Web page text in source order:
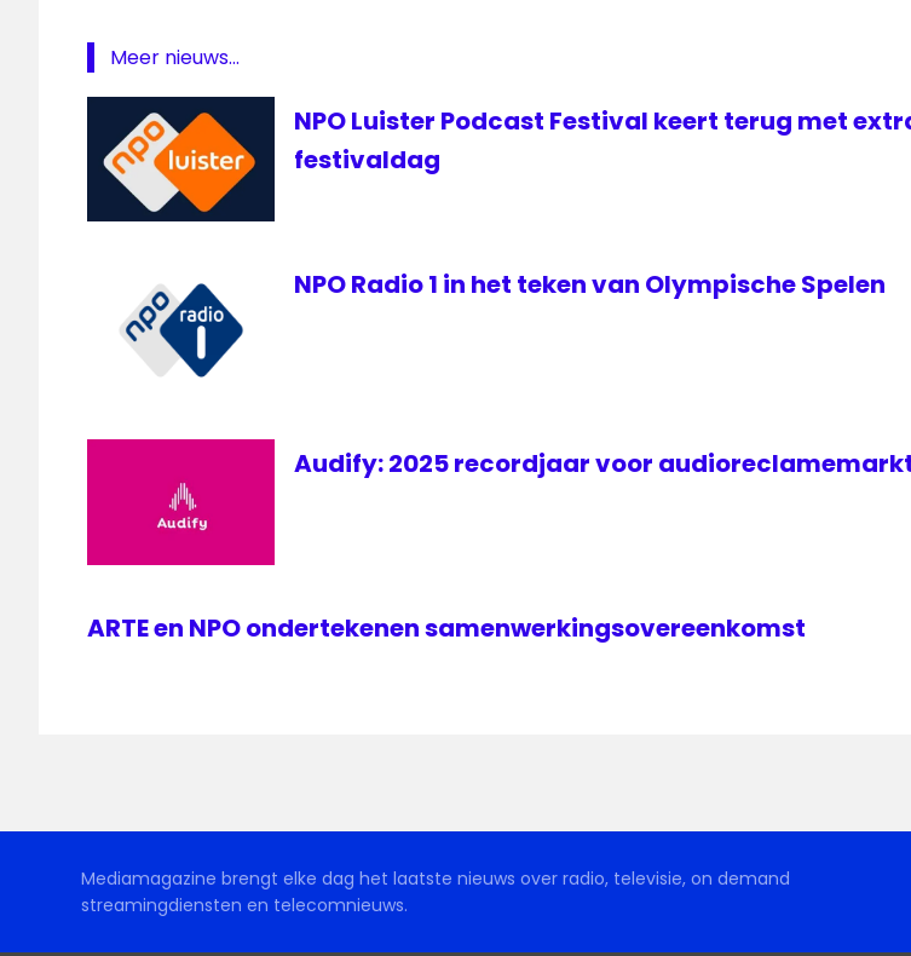
Meer nieuws...
NPO Luister Podcast Festival keert terug met
festivaldag
NPO Radio 1 in het teken van Olympische Spelen
Audify: 2025 recordjaar voor
ARTE en NPO ondertekenen samenwerkingsovereenkomst
Mediamagazine brengt elke dag het laatste nieuws over radio, televisie, on demand
streamingdiensten en telecomnieuws.